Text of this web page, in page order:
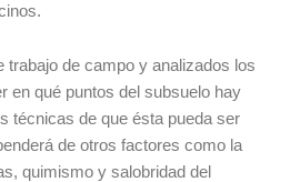
trabajo de campo y analizados los
en qué puntos del subsuelo hay
técnicas de que ésta pueda ser
de otros factores como la
quimismo y salobridad del